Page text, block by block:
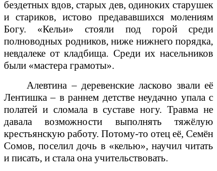
бездетных вдов, старых дев, одиноких старушек
и стариков, истово предававшихся молениям
Богу. «Кельи» стояли под горой среди
полноводных родников, ниже нижнего порядка,
невдалеке от кладбища. Среди их насельников
были «мастера грамоты».
Алевтина – деревенские ласково звали её
Лентишка – в раннем детстве неудачно упала с
полатей и сломала в суставе ногу. Травма не
давала возможности выполнять тяжёлую
крестьянскую работу. Потому-то отец её, Семён
Сомов, поселил дочь в «келью», научил читать
и писать, и стала она учительствовать.